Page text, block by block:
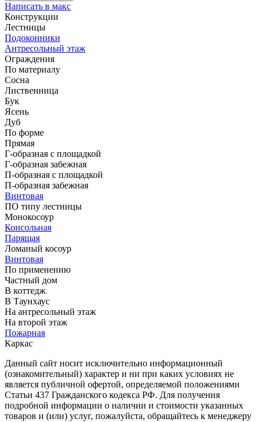
Написать в макс
Конструкции
Лестницы
Подоконники
Антресольный этаж
Ограждения
По материалу
Сосна
Лиственница
Бук
Ясень
Дуб
По форме
Прямая
Г-образная с площадкой
Г-образная забежная
П-образная с площадкой
П-образная забежная
Винтовая
ПО типу лестницы
Монокосоур
Консольная
Парящая
Ломаный косоур
Винтовая
По применению
Частный дом
В коттедж
В Таунхаус
На антресольный этаж
На второй этаж
Пожарная
Каркас
Данный сайт носит исключительно информационный
(ознакомительный) характер и ни при каких условиях не
является публичной офертой, определяемой положениями
Статьи 437 Гражданского кодекса РФ. Для получения
подробной информации о наличии и стоимости указанных
товаров и (или) услуг, пожалуйста, обращайтесь к менеджеру